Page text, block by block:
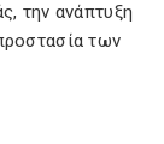
την ανάπτυξη
των